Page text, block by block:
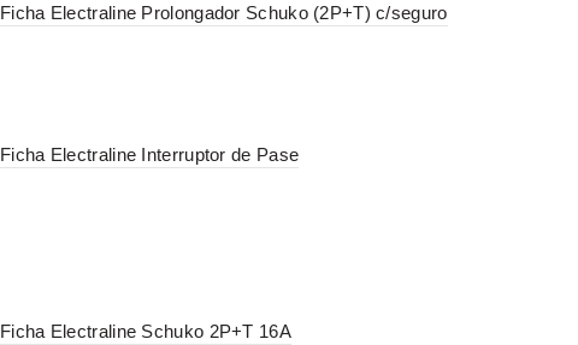
Ficha Electraline Prolongador Schuko (2P+T) c/seguro
Ficha Electraline Interruptor de Pase
Ficha Electraline Schuko 2P+T 16A